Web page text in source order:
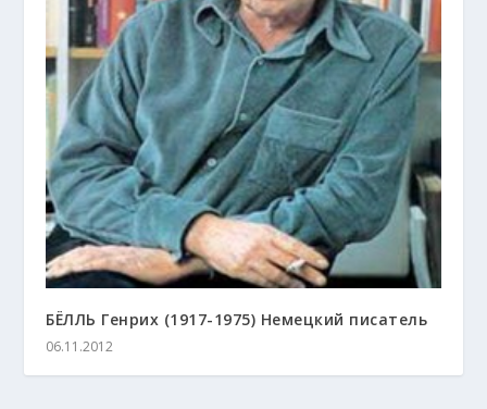
БЁЛЛЬ Генрих (1917-1975) Немецкий писатель
06.11.2012